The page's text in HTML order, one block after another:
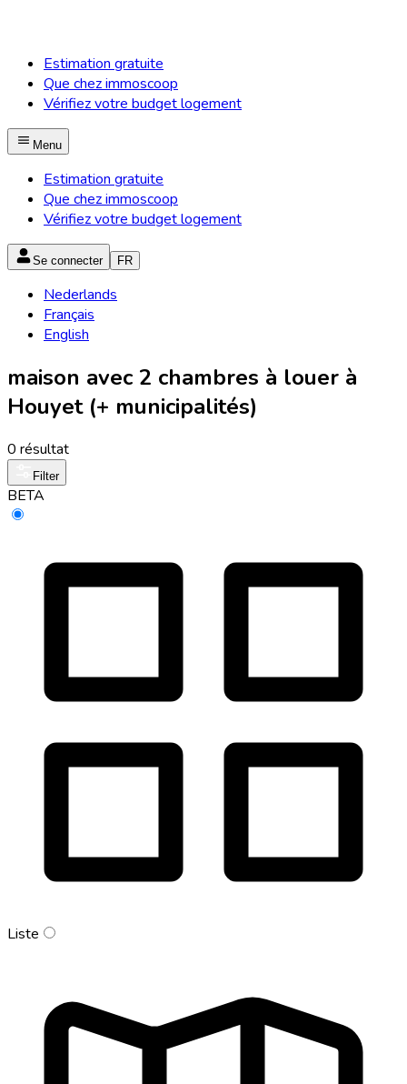
Estimation gratuite
Que chez immoscoop
Vérifiez votre budget logement
Menu
Estimation gratuite
Que chez immoscoop
Vérifiez votre budget logement
Se connecter FR
Nederlands
Français
English
maison avec 2 chambres à louer à
Houyet (+ municipalités)
0 résultat
Filter
BETA
Liste